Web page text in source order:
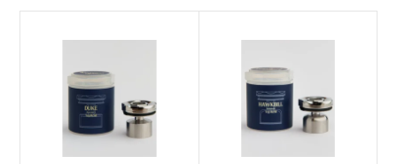
a
Nejprodávanější
Abecedně